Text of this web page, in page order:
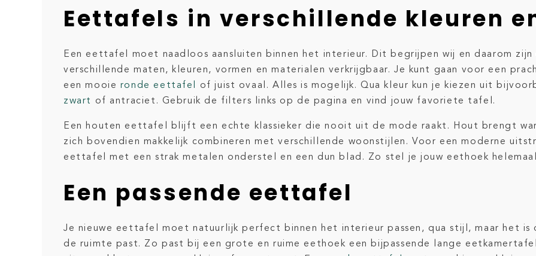
Eettafels in verschillende kleuren
Een eettafel moet naadloos aansluiten binnen het interieur. Dit begrijpen wij en daarom
verschillende maten, kleuren, vormen en materialen verkrijgbaar. Je kunt gaan voor een
een mooie ronde eettafel
of juist ovaal. Alles is mogelijk. Qua kleur kun je kiezen uit
zwart
of antraciet. Gebruik de filters links op de pagina en vind jouw favoriete tafel.
Een houten eettafel blijft een echte klassieker die nooit uit de mode raakt. Hout brengt
zich bovendien makkelijk combineren met verschillende woonstijlen. Voor een moderne
eettafel met een strak metalen onderstel en een dun blad. Zo stel je jouw eethoek helemaal
Een passende eettafel
Je nieuwe eettafel moet natuurlijk perfect binnen het interieur passen, qua stijl, maar het
de ruimte past. Zo past bij een grote en ruime eethoek een bijpassende lange